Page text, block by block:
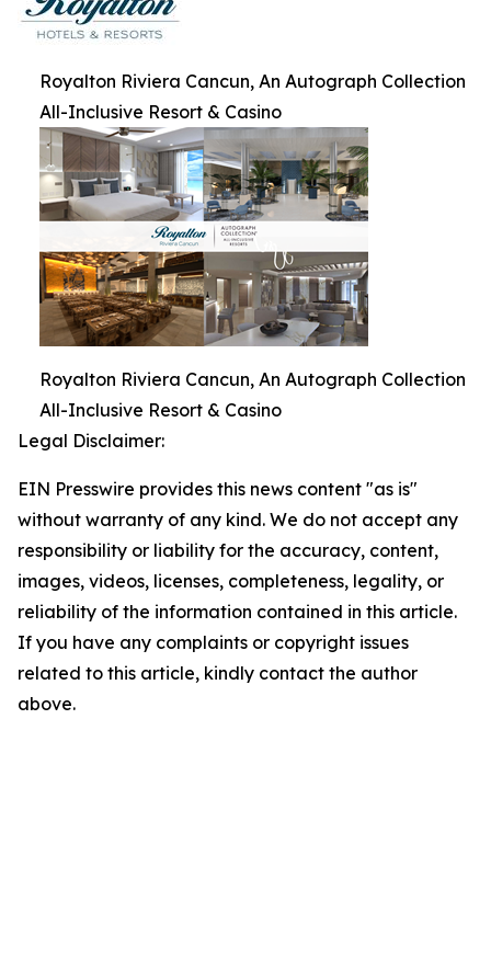
Royalton Riviera Cancun, An Autograph Collection
All-Inclusive Resort & Casino
Royalton Riviera Cancun, An Autograph Collection
All-Inclusive Resort & Casino
Legal Disclaimer:
EIN Presswire provides this news content "as is"
without warranty of any kind. We do not accept any
responsibility or liability for the accuracy, content,
images, videos, licenses, completeness, legality, or
reliability of the information contained in this article.
If you have any complaints or copyright issues
related to this article, kindly contact the author
above.